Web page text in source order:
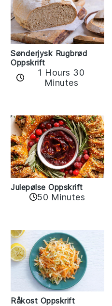
Sønderjysk Rugbrød
Oppskrift
1 Hours 30
Minutes
Julepølse Oppskrift
50 Minutes
Råkost Oppskrift